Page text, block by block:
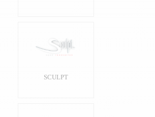
SCULPT